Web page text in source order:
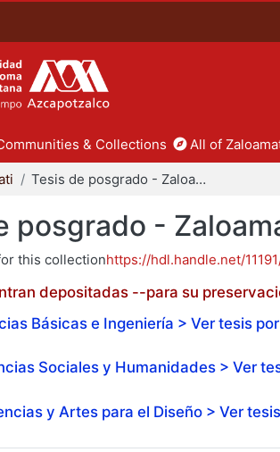
& Collections All of
Tesis de posgrado - Zaloamati
posgrado -
this collectionhttps://hdl.handle.net/
depositadas --para su
Básicas e Ingeniería > Ver tesis
Sociales y Humanidades > Ver
y Artes para el Diseño > Ver